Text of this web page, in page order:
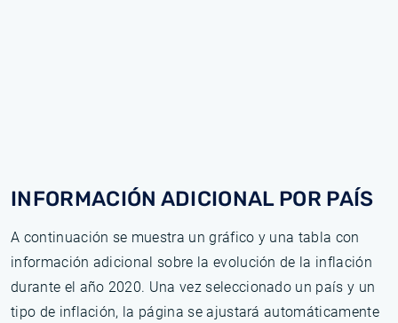
INFORMACIÓN ADICIONAL POR PAÍS
A continuación se muestra un gráfico y una tabla con
información adicional sobre la evolución de la inflación
durante el año 2020. Una vez seleccionado un país y un
tipo de inflación, la página se ajustará automáticamente